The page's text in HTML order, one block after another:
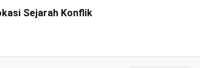
Sejarah Konflik